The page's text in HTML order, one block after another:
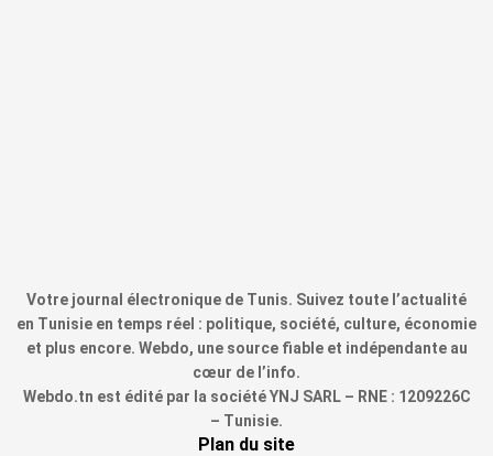
Votre journal électronique de Tunis. Suivez toute l’actualité
en Tunisie en temps réel : politique, société, culture, économie
et plus encore. Webdo, une source fiable et indépendante au
cœur de l’info.
Webdo.tn est édité par la société YNJ SARL – RNE : 1209226C
– Tunisie.
Plan du site